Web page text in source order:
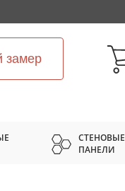
замер
СТЕНОВЫЕ
ПАНЕЛИ